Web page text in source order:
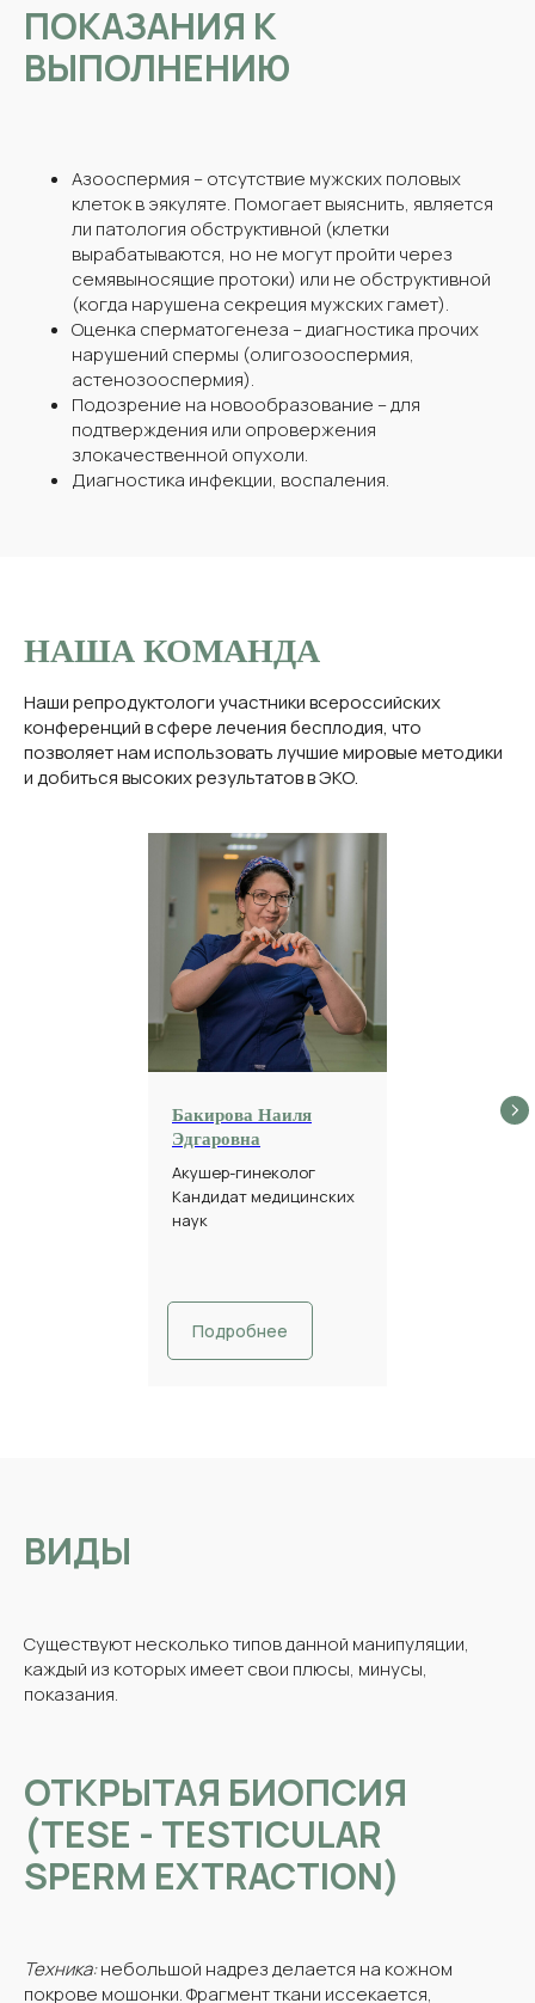
ПОКАЗАНИЯ К
ВЫПОЛНЕНИЮ
Азооспермия – отсутствие мужских половых
клеток в эякуляте. Помогает выяснить, является
ли патология обструктивной (клетки
вырабатываются, но не могут пройти через
семявыносящие протоки) или не обструктивной
(когда нарушена секреция мужских гамет).
Оценка сперматогенеза – диагностика прочих
нарушений спермы (олигозооспермия,
астенозооспермия).
Подозрение на новообразование – для
подтверждения или опровержения
злокачественной опухоли.
Диагностика инфекции, воспаления.
НАША КОМАНДА
Наши репродуктологи участники всероссийских
конференций в сфере лечения бесплодия, что
позволяет нам использовать лучшие мировые методики
и добиться высоких результатов в ЭКО.
Бакирова Наиля
Эдгаровна
Акушер-гинеколог
Кандидат медицинских
наук
Подробнее
ВИДЫ
Существуют несколько типов данной манипуляции,
каждый из которых имеет свои плюсы, минусы,
показания.
ОТКРЫТАЯ БИОПСИЯ
(TESE - TESTICULAR
SPERM EXTRACTION)
Техника:небольшой надрез делается на кожном
покрове мошонки. Фрагмент ткани иссекается,